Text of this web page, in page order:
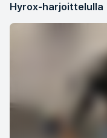
Hyrox-harjoittelulla